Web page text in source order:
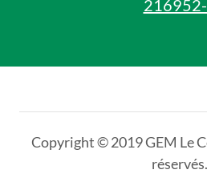
Copyright © 2019 GEM Le
réservés.